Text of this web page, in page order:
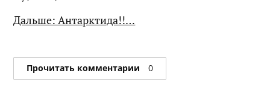
Дальше: Антарктида!!…
Прочитать комментарии 0